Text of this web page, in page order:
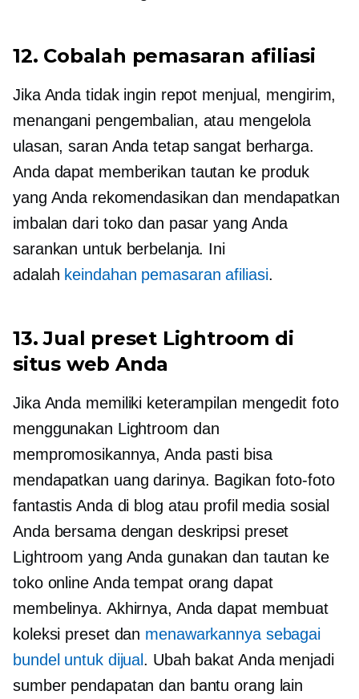
12. Cobalah pemasaran afiliasi
Jika Anda tidak ingin repot menjual, mengirim,
menangani pengembalian, atau mengelola
ulasan, saran Anda tetap sangat berharga.
Anda dapat memberikan tautan ke produk
yang Anda rekomendasikan dan mendapatkan
imbalan dari toko dan pasar yang Anda
sarankan untuk berbelanja. Ini
adalah keindahan pemasaran afiliasi.
13. Jual preset Lightroom di
situs web Anda
Jika Anda memiliki keterampilan mengedit foto
menggunakan Lightroom dan
mempromosikannya, Anda pasti bisa
mendapatkan uang darinya. Bagikan foto-foto
fantastis Anda di blog atau profil media sosial
Anda bersama dengan deskripsi preset
Lightroom yang Anda gunakan dan tautan ke
toko online Anda tempat orang dapat
membelinya. Akhirnya, Anda dapat membuat
koleksi preset dan menawarkannya sebagai
bundel untuk dijual . Ubah bakat Anda menjadi
sumber pendapatan dan bantu orang lain